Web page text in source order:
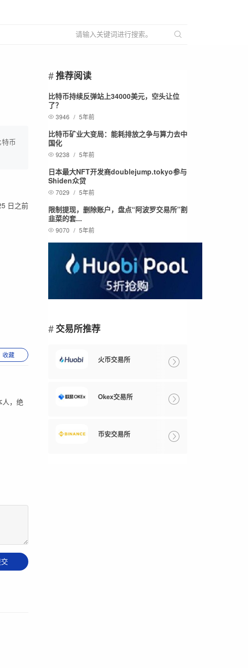
币
日之前
收藏
人，绝
推荐阅读
比特币持续反弹站上34000美元，空头让位
了？
3946 / 5年前
比特币矿业大变局：能耗排放之争与算力去中
国化
9238 / 5年前
日本最大NFT开发商doublejump.tokyo参与
Shiden众贷
7029 / 5年前
限制提现，删除账户，盘点“阿波罗交易所”割
韭菜的套...
9070 / 5年前
交易所推荐
火币交易所
Okex交易所
币安交易所